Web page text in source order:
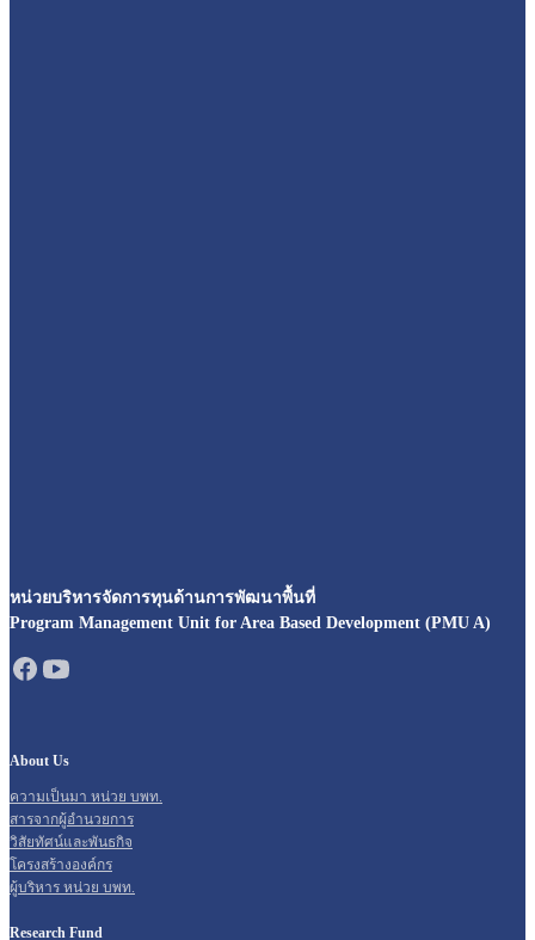
หน่วยบริหารจัดการทุนด้านการพัฒนาพื้นที่
Program Management Unit for Area Based Development (PMU A)
About Us
ความเป็นมา หน่วย บพท.
สารจากผู้อำนวยการ
วิสัยทัศน์และพันธกิจ
โครงสร้างองค์กร
ผู้บริหาร หน่วย บพท.
Research Fund